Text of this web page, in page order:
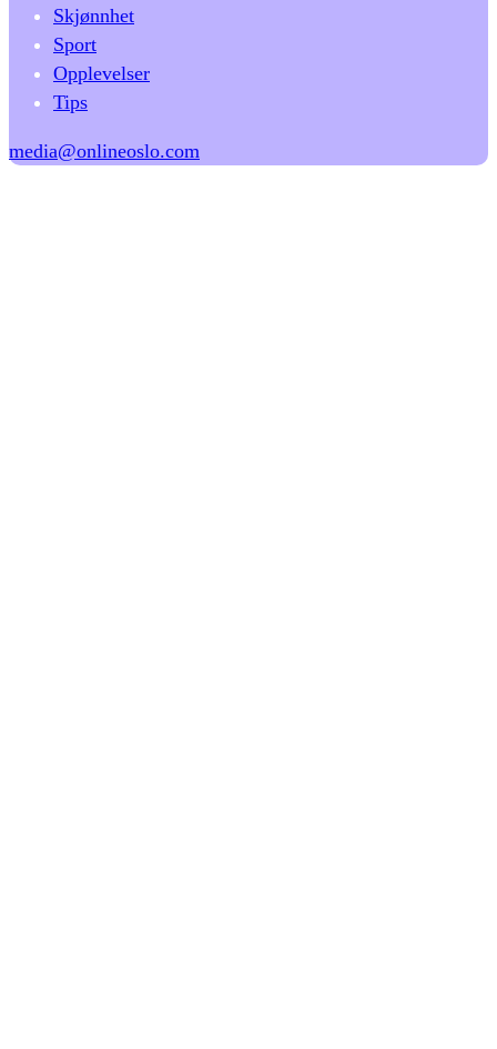
Skjønnhet
Sport
Opplevelser
Tips
media@onlineoslo.com